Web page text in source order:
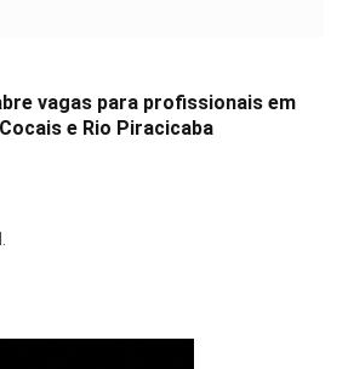
vagas para profissionais em
e Rio Piracicaba